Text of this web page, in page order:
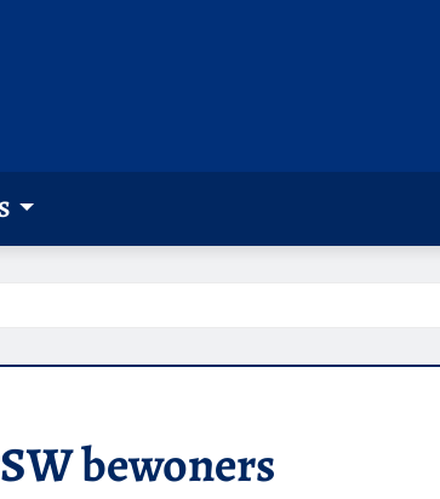
bewoners